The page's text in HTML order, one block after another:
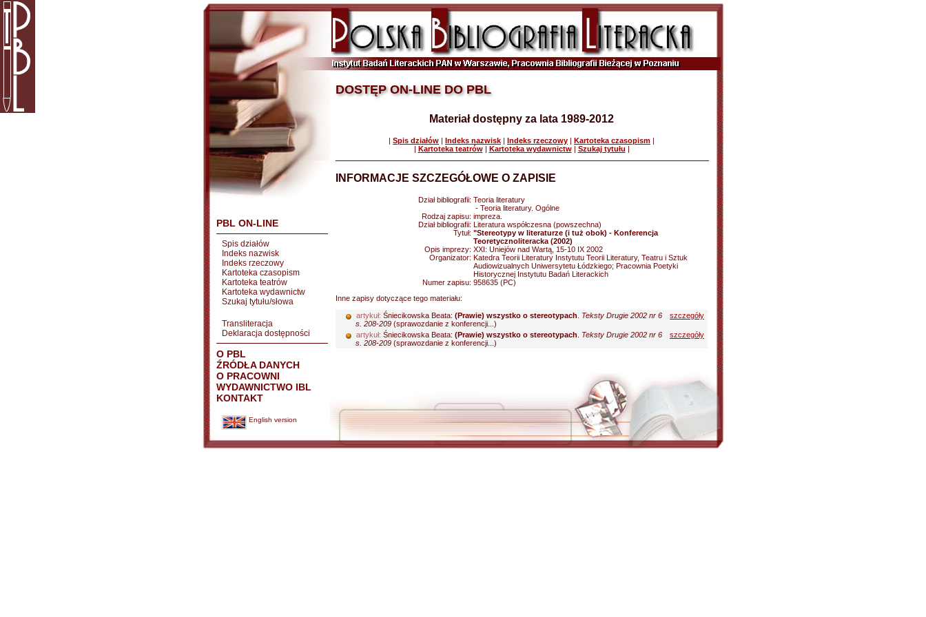
PBL ON-LINE
Spis działów
Indeks nazwisk
Indeks rzeczowy
Kartoteka czasopism
Kartoteka teatrów
Kartoteka wydawnictw
Szukaj tytułu/słowa
Transliteracja
Deklaracja dostępności
O PBL
ŹRÓDŁA DANYCH
O PRACOWNI
WYDAWNICTWO IBL
KONTAKT
English version
DOSTĘP ON-LINE DO PBL
Materiał dostępny za lata 1989-2012
| Spis działów | Indeks nazwisk | Indeks rzeczowy | Kartoteka czasopism |
| Kartoteka teatrów| Kartoteka wydawnictw| Szukaj tytułu |
INFORMACJE SZCZEGÓŁOWE O ZAPISIE
Dział bibliografii: Teoria literatury
- Teoria literatury. Ogólne
Rodzaj zapisu: impreza.
Dział bibliografii: Literatura współczesna (powszechna)
Tytuł: "Stereotypy w literaturze (i tuż obok) - Konferencja
Teoretycznoliteracka (2002)
Opis imprezy: XXI: Uniejów nad Wartą, 15-10 IX 2002
Organizator: Katedra Teorii Literatury Instytutu Teorii Literatury, Teatru i Sztuk
Audiowizualnych Uniwersytetu Łódzkiego; Pracownia Poetyki
Historycznej Instytutu Badań Literackich
Numer zapisu: 958635 (PC)
Inne zapisy dotyczące tego materiału:
artykuł: Śniecikowska Beata: (Prawie) wszystko o stereotypach
Teksty Drugie 2002 nr 6
s. 208-209 (sprawozdanie z konferencji...)
szczegóły
artykuł: Śniecikowska Beata: (Prawie) wszystko o stereotypach
Teksty Drugie 2002 nr 6
s. 208-209 (sprawozdanie z konferencji...)
szczegóły